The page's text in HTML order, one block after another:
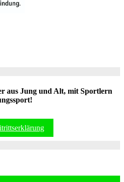
aus Jung und Alt, mit Sportlern